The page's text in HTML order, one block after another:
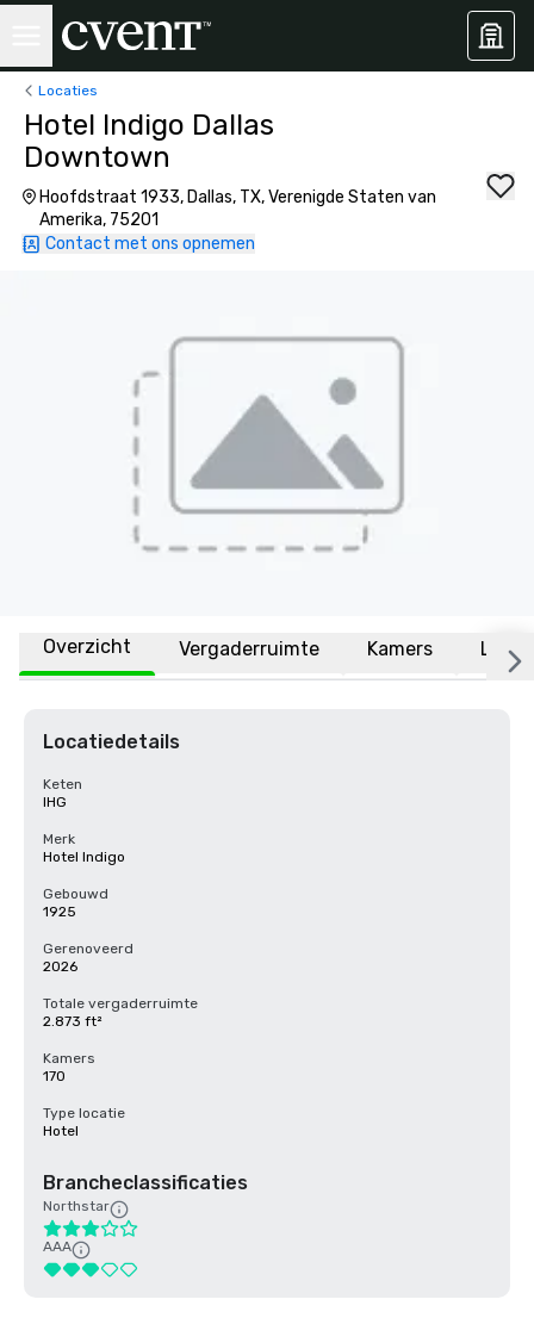
Locaties
Hotel Indigo Dallas
Downtown
Hoofdstraat 1933, Dallas, TX, Verenigde Staten van
Amerika, 75201
Contact met ons opnemen
Overzicht Vergaderruimte Kamers
Locatiedetails
Keten
IHG
Merk
Hotel Indigo
Gebouwd
1925
Gerenoveerd
2026
Totale vergaderruimte
2.873 ft²
Kamers
170
Type locatie
Hotel
Brancheclassificaties
Northstar
AAA